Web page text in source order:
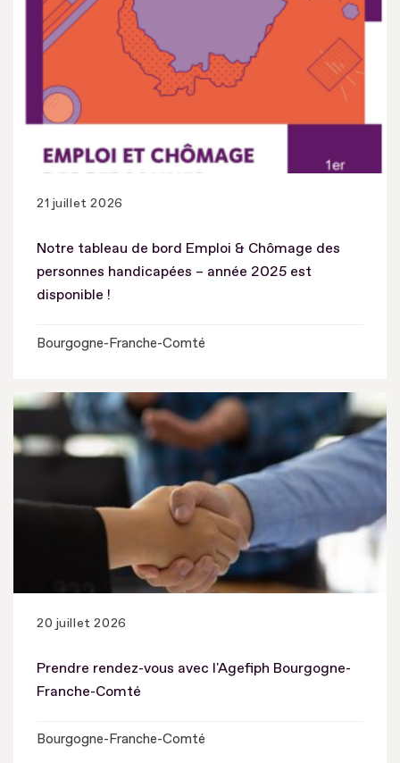
21 juillet 2026
Notre tableau de bord Emploi & Chômage des
personnes handicapées – année 2025 est
disponible !
Bourgogne-Franche-Comté
20 juillet 2026
Prendre rendez-vous avec l'Agefiph Bourgogne-
Franche-Comté
Bourgogne-Franche-Comté